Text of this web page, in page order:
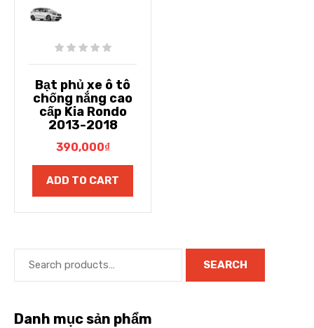
Bạt phủ xe ô tô
chống nắng cao
cấp Kia Rondo
2013-2018
390,000₫
ADD TO CART
SEARCH
Danh mục sản phẩm